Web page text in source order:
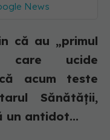
News
că au „primul
care ucide
acum teste
Sănătății,
un antidot...